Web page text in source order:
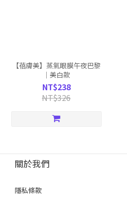
【蓓膚美】蒸氣眼膜午夜巴黎
｜美白款
NT$238
NT$326
關於我們
隱私條款